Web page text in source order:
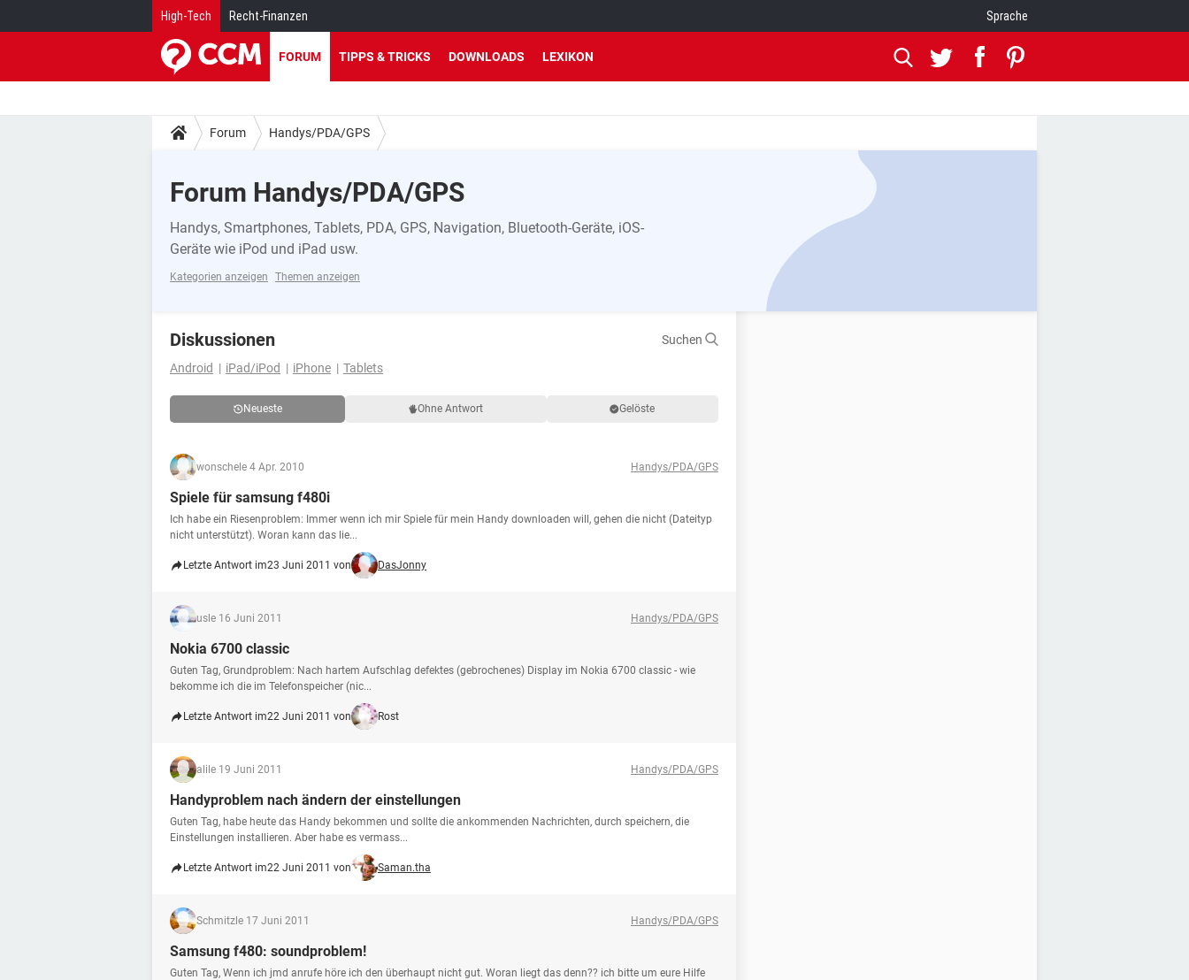
High-Tech Recht-Finanzen Sprache
FORUM TIPPS & TRICKS DOWNLOADS LEXIKON
Forum Handys/PDA/GPS
Forum Handys/PDA/GPS
Handys, Smartphones, Tablets, PDA, GPS, Navigation, Bluetooth-Geräte, iOS-
Geräte wie iPod und iPad usw.
Kategorien anzeigen Themen anzeigen
Diskussionen
Suchen
Android
iPad/iPod iPhone Tablets
Neueste Ohne Antwort Gelöste
wonsche le 4 Apr. 2010 Handys/PDA/GPS
Spiele für samsung f480i
Ich habe ein Riesenproblem: Immer wenn ich mir Spiele für mein Handy downloaden will, gehen die nicht (Dateityp
nicht unterstützt). Woran kann das lie...
Letzte Antwort im23 Juni 2011 von DasJonny
us le 16 Juni 2011 Handys/PDA/GPS
Nokia 6700 classic
Guten Tag, Grundproblem: Nach hartem Aufschlag defektes (gebrochenes) Display im Nokia 6700 classic - wie
bekomme ich die im Telefonspeicher (nic...
Letzte Antwort im22 Juni 2011 von Rost
ali le 19 Juni 2011 Handys/PDA/GPS
Handyproblem nach ändern der einstellungen
Guten Tag, habe heute das Handy bekommen und sollte die ankommenden Nachrichten, durch speichern, die
Einstellungen installieren. Aber habe es vermass...
Letzte Antwort im22 Juni 2011 von Saman.tha
Schmitz le 17 Juni 2011 Handys/PDA/GPS
Samsung f480: soundproblem!
Guten Tag, Wenn ich jmd anrufe höre ich den überhaupt nicht gut. Woran liegt das denn?? ich bitte um eure Hilfe